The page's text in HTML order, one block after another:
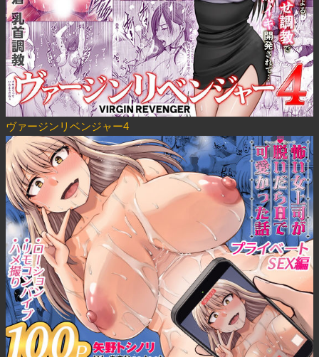
ヴァージンリベンジャー4